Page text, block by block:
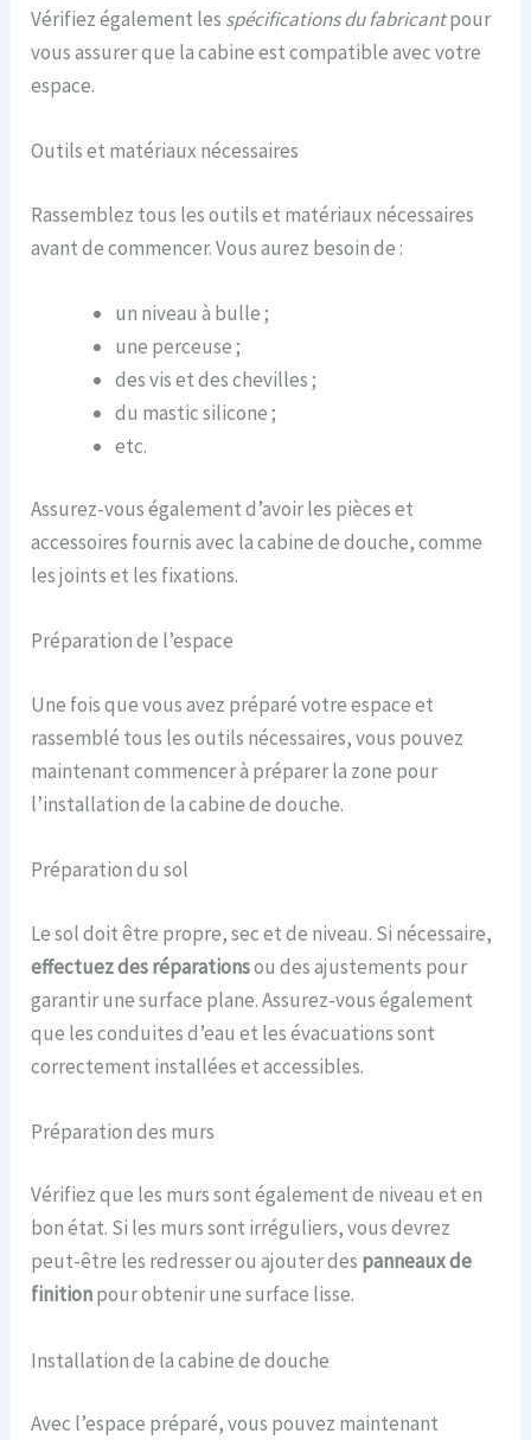
Vérifiez également les spécifications du fabricantpour
vous assurer que la cabine est compatible avec votre
espace.
Outils et matériaux nécessaires
Rassemblez tous les outils et matériaux nécessaires
avant de commencer. Vous aurez besoin de :
un niveau à bulle ;
une perceuse ;
des vis et des chevilles ;
du mastic silicone ;
etc.
Assurez-vous également d’avoir les pièces et
accessoires fournis avec la cabine de douche, comme
les joints et les fixations.
Préparation de l’espace
Une fois que vous avez préparé votre espace et
rassemblé tous les outils nécessaires, vous pouvez
maintenant commencer à préparer la zone pour
l’installation de la cabine de douche.
Préparation du sol
Le sol doit être propre, sec et de niveau. Si nécessaire,
effectuez des réparationsou des ajustements pour
garantir une surface plane. Assurez-vous également
que les conduites d’eau et les évacuations sont
correctement installées et accessibles.
Préparation des murs
Vérifiez que les murs sont également de niveau et en
bon état. Si les murs sont irréguliers, vous devrez
peut-être les redresser ou ajouter des panneaux de
finitionpour obtenir une surface lisse.
Installation de la cabine de douche
Avec l’espace préparé, vous pouvez maintenant